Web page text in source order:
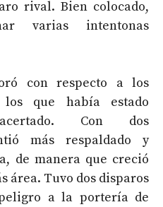
rival. Bien colocado,
varias intentonas
con respecto a los
que había estado
Con dos
más respaldado y
de manera que creció
área. Tuvo dos disparos
a la portería de